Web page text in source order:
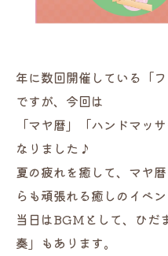
年に数回開催している「
ですが、今回は
「マヤ暦」「ハンドマッ
なりました♪
夏の疲れを癒して、マヤ
らも頑張れる癒しのイベン
当日はBGMとして、ひだ
奏」もあります。